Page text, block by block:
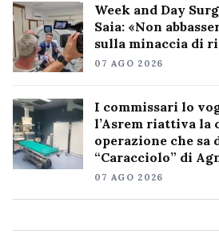
Week and Day
Saia: «Non
sulla minaccia di
07 AGO 2026
I commissari lo
l’Asrem riattiva la
operazione che sa
“Caracciolo” di
07 AGO 2026